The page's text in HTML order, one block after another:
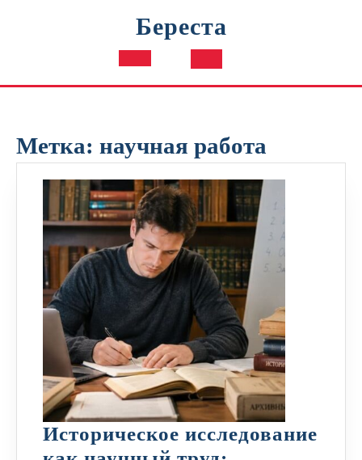
Береста
Кнопка
Метка: научная работа
Историческое исследование